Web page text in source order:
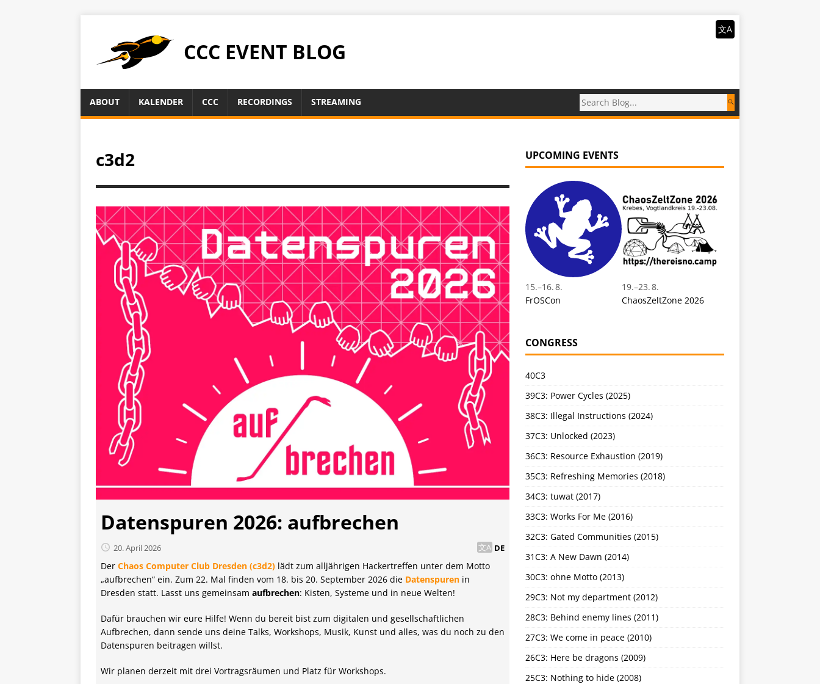
CCC EVENT BLOG
文A
ABOUT KALENDER CCC RECORDINGS STREAMING
c3d2
Datenspuren 2026: aufbrechen
20. April 2026 DE
Der Chaos Computer Club Dresden (c3d2) lädt zum alljährigen Hackertreffen unter dem Motto
„aufbrechen“ ein. Zum 22. Mal finden vom 18. bis 20. September 2026 die Datenspuren in
Dresden statt. Lasst uns gemeinsam aufbrechen: Kisten, Systeme und in neue Welten!
Dafür brauchen wir eure Hilfe! Wenn du bereit bist zum digitalen und gesellschaftlichen
Aufbrechen, dann sende uns deine Talks, Workshops, Musik, Kunst und alles, was du noch zu den
Datenspuren beitragen willst.
Wir planen derzeit mit drei Vortragsräumen und Platz für Workshops.
UPCOMING EVENTS
15.–16. 8.
FrOSCon
19.–23. 8.
ChaosZeltZone 2026
CONGRESS
40C3
39C3: Power Cycles (2025)
38C3: Illegal Instructions (2024)
37C3: Unlocked (2023)
36C3: Resource Exhaustion (2019)
35C3: Refreshing Memories (2018)
34C3: tuwat (2017)
33C3: Works For Me (2016)
32C3: Gated Communities (2015)
31C3: A New Dawn (2014)
30C3: ohne Motto (2013)
29C3: Not my department (2012)
28C3: Behind enemy lines (2011)
27C3: We come in peace (2010)
26C3: Here be dragons (2009)
25C3: Nothing to hide (2008)